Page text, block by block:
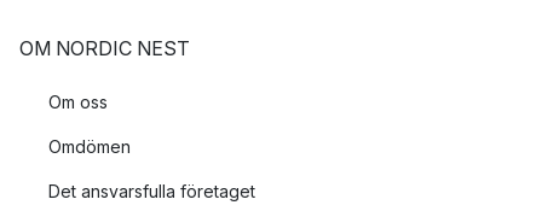
OM NORDIC NEST
Om oss
Omdömen
Det ansvarsfulla företaget